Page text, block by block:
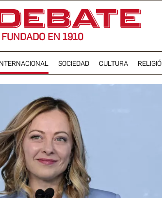
FUNDADO EN 1910
SOCIEDAD CULTURA